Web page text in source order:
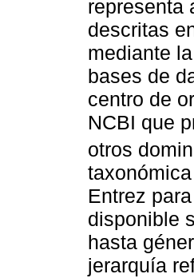
representa
descritas
mediante
bases de
centro de
NCBI que
otros
Entrez
disponible
hasta
jerarquía